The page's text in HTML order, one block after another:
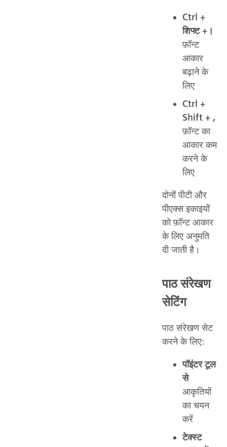
Ctrl +
शिफ्ट +।
फ़ॉन्ट
आकार
बढ़ाने के
लिए
Ctrl +
Shift + ,
फ़ॉन्ट का
आकार कम
करने के
लिए
दोनों पीटी और
पीएक्स इकाइयों
को फ़ॉन्ट आकार
के लिए अनुमति
दी जाती है।
पाठ संरेखण
सेटिंग
पाठ संरेखण सेट
करने के लिए:
पॉइंटर टूल
से
आकृतियों
का चयन
करें
टेक्स्ट